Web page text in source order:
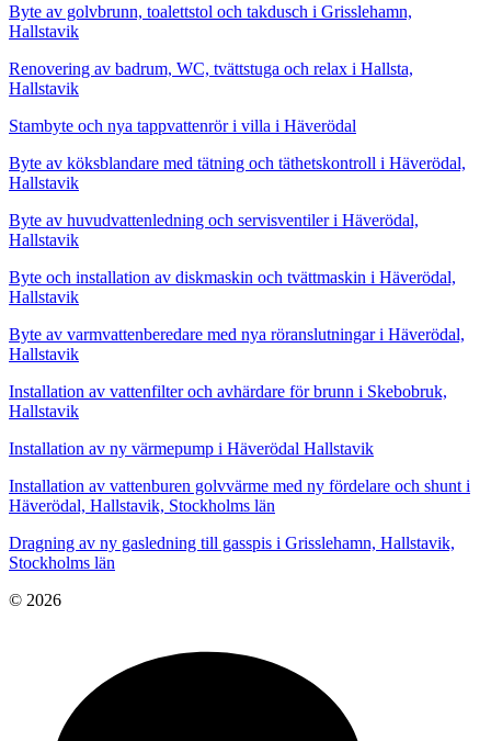
Byte av golvbrunn, toalettstol och takdusch i Grisslehamn,
Hallstavik
Renovering av badrum, WC, tvättstuga och relax i Hallsta,
Hallstavik
Stambyte och nya tappvattenrör i villa i Häverödal
Byte av köksblandare med tätning och täthetskontroll i Häverödal,
Hallstavik
Byte av huvudvattenledning och servisventiler i Häverödal,
Hallstavik
Byte och installation av diskmaskin och tvättmaskin i Häverödal,
Hallstavik
Byte av varmvattenberedare med nya röranslutningar i Häverödal,
Hallstavik
Installation av vattenfilter och avhärdare för brunn i Skebobruk,
Hallstavik
Installation av ny värmepump i Häverödal Hallstavik
Installation av vattenburen golvvärme med ny fördelare och shunt i
Häverödal, Hallstavik, Stockholms län
Dragning av ny gasledning till gasspis i Grisslehamn, Hallstavik,
Stockholms län
© 2026